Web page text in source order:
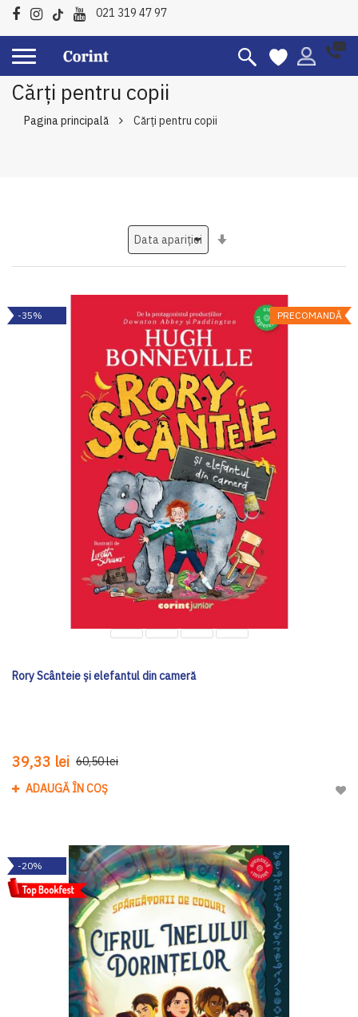
021 319 47 97
Cărți pentru copii
Pagina principală Cărți pentru copii
PRECOMANDĂ
-35%
Rory Scânteie și elefantul din cameră
39,33 lei 60,50 lei
ADAUGĂ ÎN COȘ
-20%